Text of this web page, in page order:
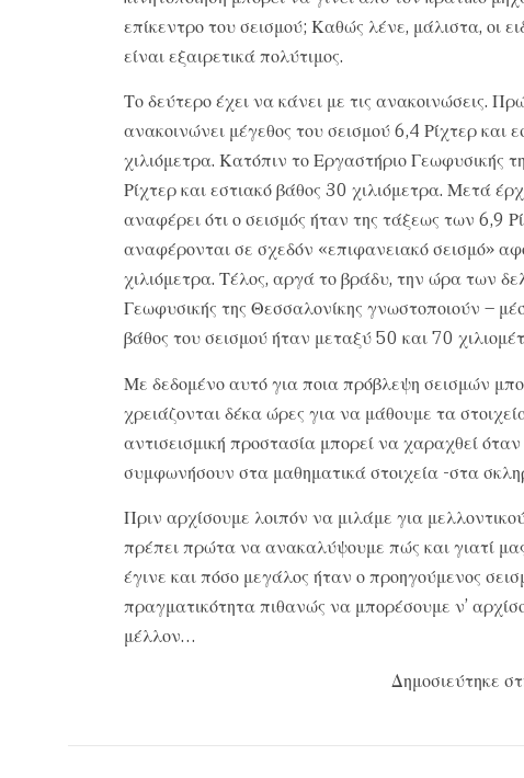
επίκεντρο του σεισμού; Καθώς λένε, μάλιστα, οι
είναι εξαιρετικά πολύτιμος.
Το δεύτερο έχει να κάνει με τις ανακοινώσεις.
ανακοινώνει μέγεθος του σεισμού 6,4 Ρίχτερ και
χιλιόμετρα. Κατόπιν το Εργαστήριο Γεωφυσικής
Ρίχτερ και εστιακό βάθος 30 χιλιόμετρα. Μετά
αναφέρει ότι ο σεισμός ήταν της τάξεως των 6,9
αναφέρονται σε σχεδόν «επιφανειακό σεισμό»
χιλιόμετρα. Τέλος, αργά το βράδυ, την ώρα των
Γεωφυσικής της Θεσσαλονίκης γνωστοποιούν –
βάθος του σεισμού ήταν μεταξύ 50 και 70
Με δεδομένο αυτό για ποια πρόβλεψη σεισμών
χρειάζονται δέκα ώρες για να μάθουμε τα
αντισεισμική προστασία μπορεί να χαραχθεί
συμφωνήσουν στα μαθηματικά στοιχεία -στα
Πριν αρχίσουμε λοιπόν να μιλάμε για
πρέπει πρώτα να ανακαλύψουμε πώς και γιατί
έγινε και πόσο μεγάλος ήταν ο προηγούμενος
πραγματικότητα πιθανώς να μπορέσουμε ν’
μέλλον…
Δημοσιεύτηκε